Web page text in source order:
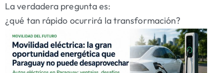
La verdadera pregunta es:
¿qué tan rápido ocurrirá la transformación?